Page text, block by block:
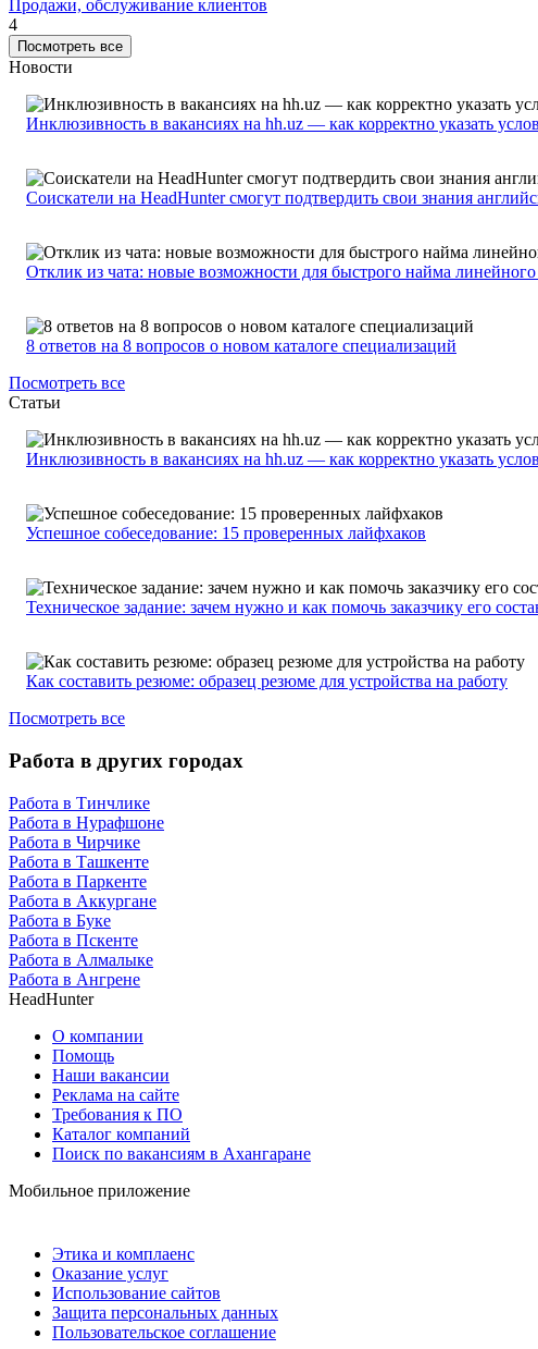
Продажи, обслуживание клиентов
4
Посмотреть все
Новости
Инклюзивность в вакансиях на hh.uz — как корректно указать
Соискатели на HeadHunter смогут подтвердить свои знания
Отклик из чата: новые возможности для быстрого найма линейного
8 ответов на 8 вопросов о новом каталоге специализаций
Посмотреть все
Статьи
Инклюзивность в вакансиях на hh.uz — как корректно указать
Успешное собеседование: 15 проверенных лайфхаков
Техническое задание: зачем нужно и как помочь заказчику его
Как составить резюме: образец резюме для устройства на работу
Посмотреть все
Работа в других городах
Работа в Тинчлике
Работа в Нурафшоне
Работа в Чирчике
Работа в Ташкенте
Работа в Паркенте
Работа в Аккургане
Работа в Буке
Работа в Пскенте
Работа в Алмалыке
Работа в Ангрене
HeadHunter
О компании
Помощь
Наши вакансии
Реклама на сайте
Требования к ПО
Каталог компаний
Поиск по вакансиям в Ахангаране
Мобильное приложение
Этика и комплаенс
Оказание услуг
Использование сайтов
Защита персональных данных
Пользовательское соглашение